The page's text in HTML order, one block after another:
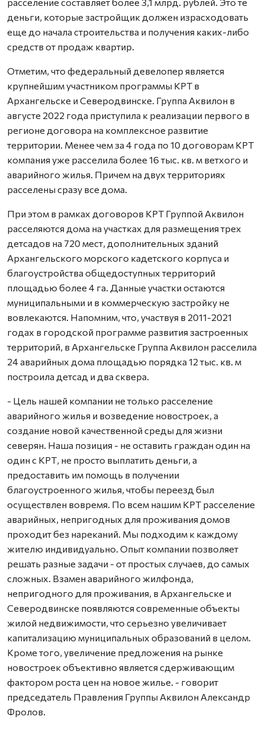
деньги, которые застройщик должен израсходовать
еще до начала строительства и получения каких-либо
средств от продаж квартир.
Отметим, что федеральный девелопер является
крупнейшим участником программы КРТ в
Архангельске и Северодвинске. Группа Аквилон в
августе 2022 года приступила к реализации первого в
регионе договора на комплексное развитие
территории. Менее чем за 4 года по 10 договорам КРТ
компания уже расселила более 16 тыс. кв. м ветхого и
аварийного жилья. Причем на двух территориях
расселены сразу все дома.
При этом в рамках договоров КРТ Группой Аквилон
расселяются дома на участках для размещения трех
детсадов на 720 мест, дополнительных зданий
Архангельского морского кадетского корпуса и
благоустройства общедоступных территорий
площадью более 4 га. Данные участки остаются
муниципальными и в коммерческую застройку не
вовлекаются. Напомним, что, участвуя в 2011-2021
годах в городской программе развития застроенных
территорий, в Архангельске Группа Аквилон расселила
24 аварийных дома площадью порядка 12 тыс. кв. м
построила детсад и два сквера.
- Цель нашей компании не только расселение
аварийного жилья и возведение новостроек, а
создание новой качественной среды для жизни
северян. Наша позиция - не оставить граждан один на
один с КРТ, не просто выплатить деньги, а
предоставить им помощь в получении
благоустроенного жилья, чтобы переезд был
осуществлен вовремя. По всем нашим КРТ расселение
аварийных, непригодных для проживания домов
проходит без нареканий. Мы подходим к каждому
жителю индивидуально. Опыт компании позволяет
решать разные задачи - от простых случаев, до самых
сложных. Взамен аварийного жилфонда,
непригодного для проживания, в Архангельске и
Северодвинске появляются современные объекты
жилой недвижимости, что серьезно увеличивает
капитализацию муниципальных образований в целом.
Кроме того, увеличение предложения на рынке
новостроек объективно является сдерживающим
фактором роста цен на новое жилье. - говорит
председатель Правления Группы Аквилон Александр
Фролов.